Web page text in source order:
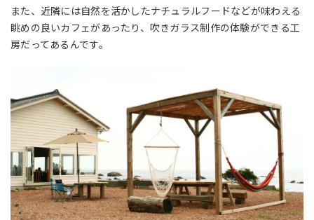
また、近隣には自然を活かしたナチュラルフードなどが味わえる
眺めの良いカフェがあったり、吹きガラス制作の体験ができる工
房だってあるんです。